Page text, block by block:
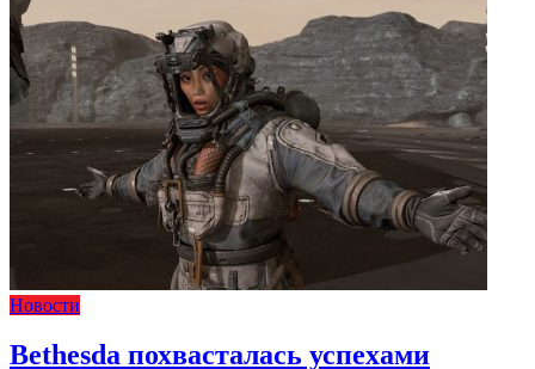
Новости
Bethesda похвасталась успехами